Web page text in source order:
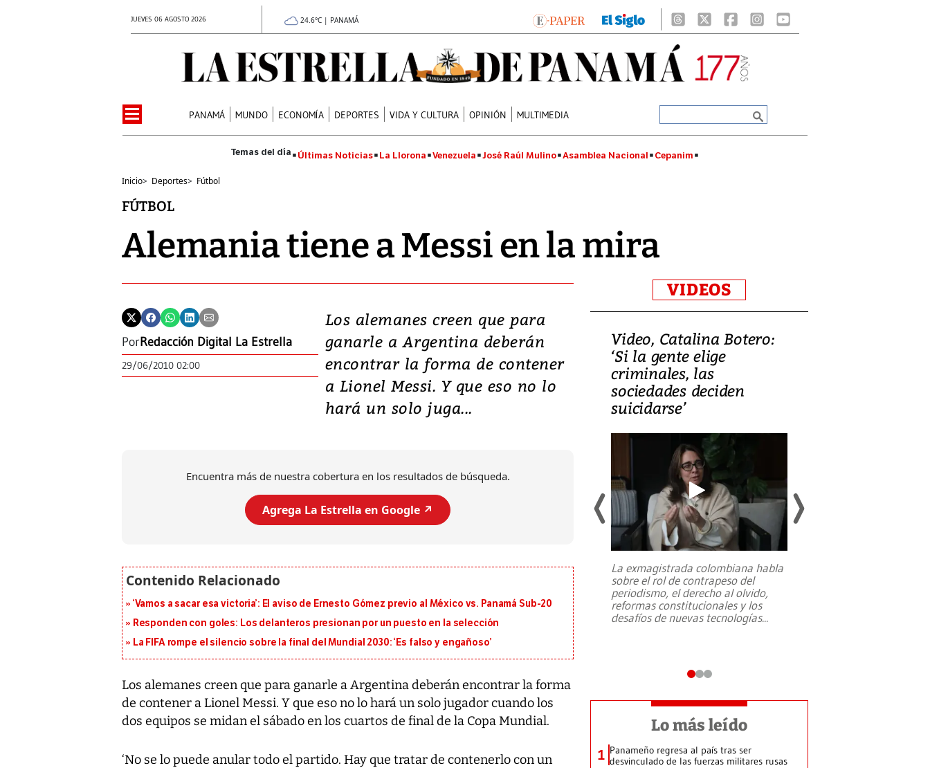
JUEVES 06 AGOSTO 2026 24.6°C | PANAMÁ
PANAMÁ MUNDO ECONOMÍA DEPORTES VIDA Y CULTURA OPINIÓN MULTIMEDIA
Últimas Noticias La Llorona Venezuela José Raúl Mulino Asamblea Nacional Cepanim
Inicio> Deportes> Fútbol
FÚTBOL
Alemania tiene a Messi en la mira
PorRedacción Digital La Estrella
29/06/2010 02:00
Los alemanes creen que para
ganarle a Argentina deberán
encontrar la forma de contener
a Lionel Messi. Y que eso no lo
hará un solo juga...
Encuentra más de nuestra cobertura en los resultados de búsqueda.
Agrega La Estrella en Google ↗️
‘Vamos a sacar esa victoria’: El aviso de Ernesto Gómez previo al México vs. Panamá Sub-20
Responden con goles: Los delanteros presionan por un puesto en la selección
La FIFA rompe el silencio sobre la final del Mundial 2030: ‘Es falso y engañoso’
Los alemanes creen que para ganarle a Argentina deberán encontrar la forma
de contener a Lionel Messi. Y que eso no lo hará un solo jugador cuando los
dos equipos se midan el sábado en los cuartos de final de la Copa Mundial.
‘No se lo puede anular todo el partido. Hay que tratar de contenerlo con un
VIDEOS
Video, Japón: Terremoto
deja heridos y graves
daños en Kumamoto
al sur de Japón, provocando una
Video, Catalina Botero:
‘Si la gente elige
criminales, las
sociedades deciden
suicidarse’
La exmagistrada colombiana habla
sobre el rol de contrapeso del
periodismo, el derecho al olvido,
reformas constitucionales y los
desafíos de nuevas tecnologías...
Lo más leído
1 Panameño regresa al país tras ser
desvinculado de las fuerzas militares rusas